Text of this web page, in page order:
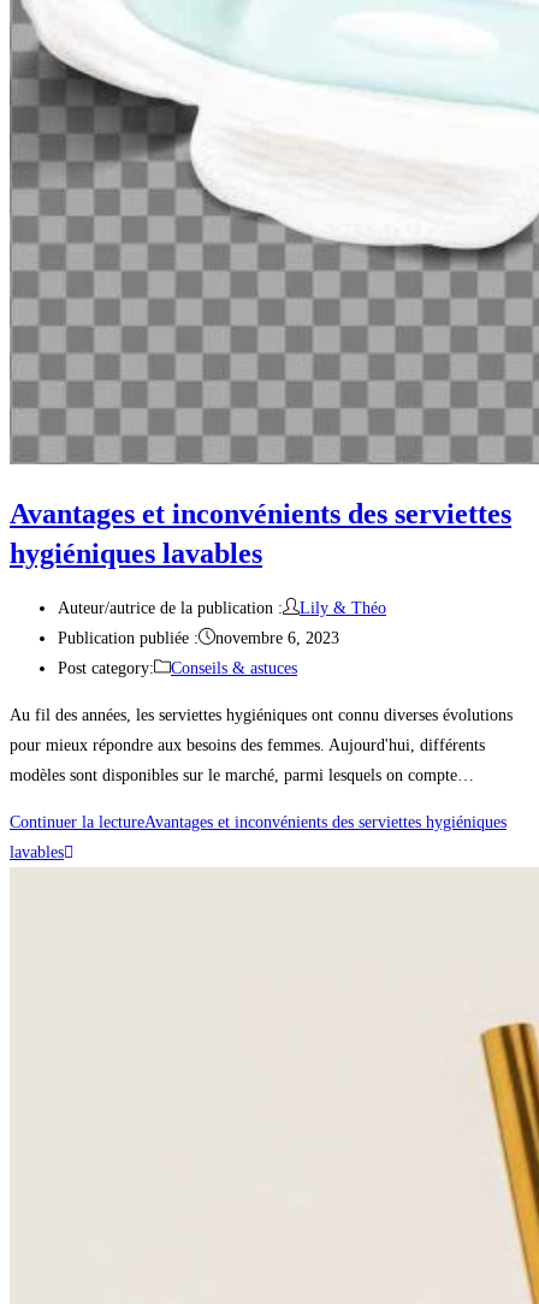
Avantages et inconvénients des serviettes
hygiéniques lavables
Auteur/autrice de la publication :
Lily & Théo
Publication publiée :
novembre 6, 2023
Post category:
Conseils & astuces
Au fil des années, les serviettes hygiéniques ont connu diverses évolutions
pour mieux répondre aux besoins des femmes. Aujourd'hui, différents
modèles sont disponibles sur le marché, parmi lesquels on compte…
Continuer la lectureAvantages et inconvénients des serviettes hygiéniques
lavables